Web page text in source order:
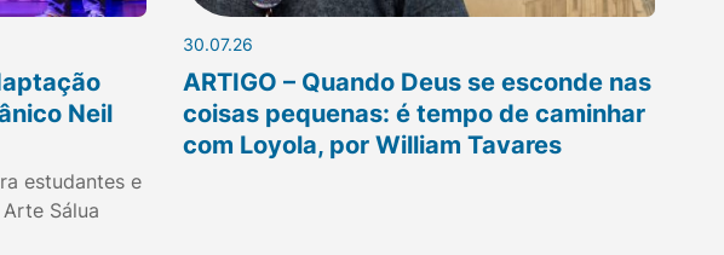
Neil
estudantes e
Sálua
30.07.26
ARTIGO – Quando Deus se esconde nas
coisas pequenas: é tempo de caminhar
com Loyola, por William Tavares